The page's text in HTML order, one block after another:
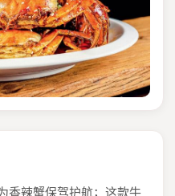
香辣蟹保驾护航；这款牛